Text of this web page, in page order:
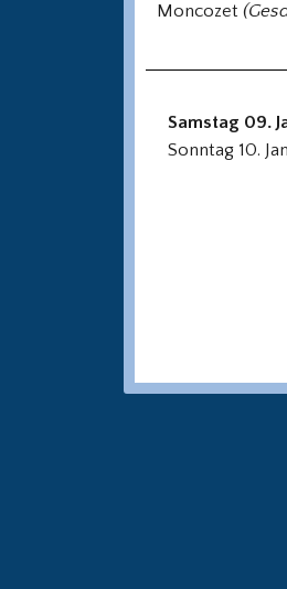
Moncozet
Samstag 09.
Sonntag 10.